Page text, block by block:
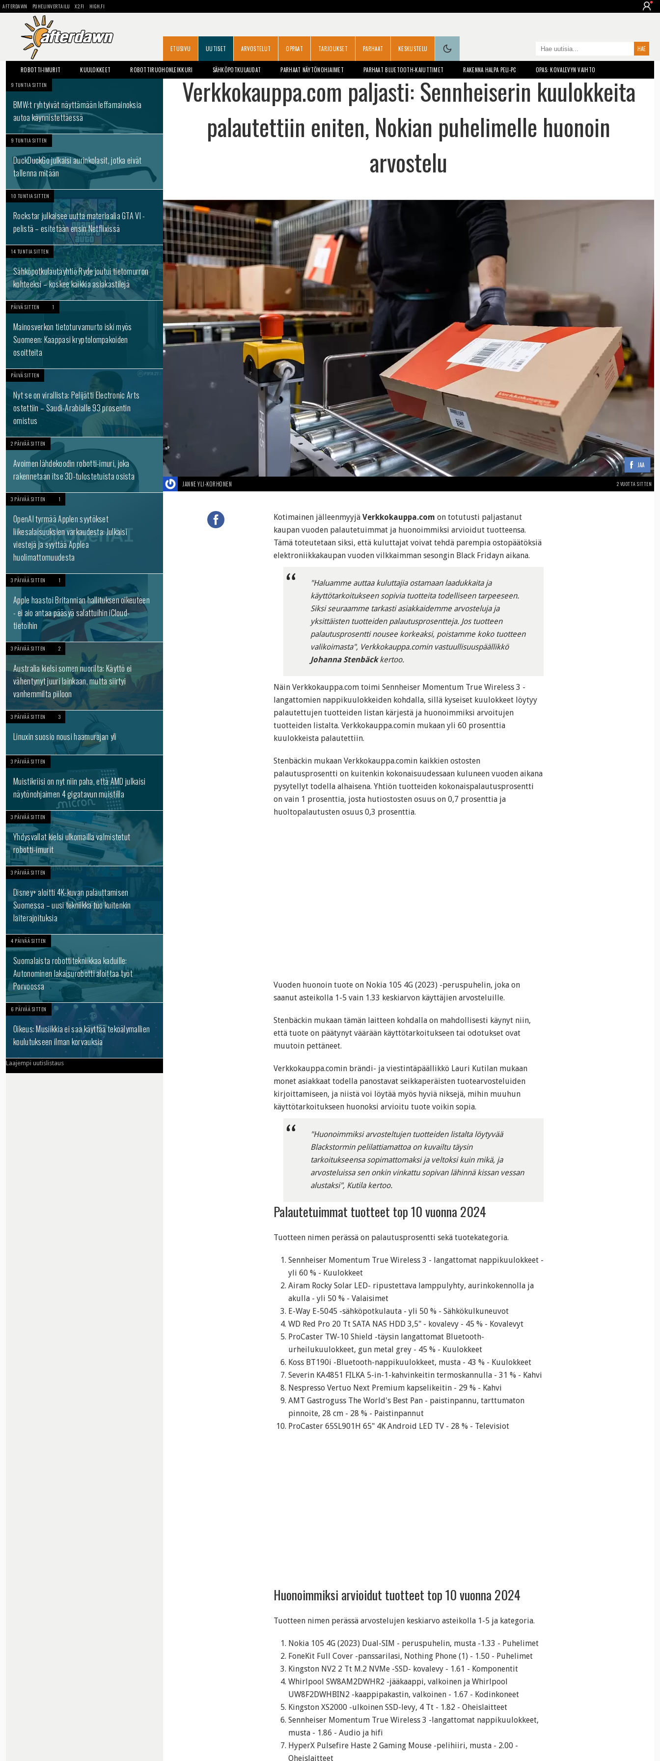
AFTERDAWN PUHELINVERTAILU X2.FI HIGH.FI
ETUSIVU UUTISET ARVOSTELUT OPPAAT TARJOUKSET PARHAAT KESKUSTELU
ROBOTTI-IMURIT KUULOKKEET ROBOTTIRUOHONLEIKKURI SÄHKÖPOTKULAUDAT PARHAAT NÄYTÖNOHJAIMET PARHAAT BLUETOOTH-KAIUTTIMET RAKENNA HALPA PELI-PC OPAS: KOVALEVYN VAIHTO
9 TUNTIA SITTEN
BMW:t ryhtyivät näyttämään leffamainoksia
autoa käynnistettäessä
9 TUNTIA SITTEN
DuckDuckGo julkaisi aurinkolasit, jotka eivät
tallenna mitään
10 TUNTIA SITTEN
Rockstar julkaisee uutta materiaalia GTA VI -
pelistä – esitetään ensin Netflixissä
14 TUNTIA SITTEN
Sähköpotkulautayhtiö Ryde joutui tietomurron
kohteeksi – koskee kaikkia asiakastilejä
PÄIVÄ SITTEN 1
Mainosverkon tietoturvamurto iski myös
Suomeen: Kaappasi kryptolompakoiden
osoitteita
PÄIVÄ SITTEN
Nyt se on virallista: Pelijätti Electronic Arts
ostettiin – Saudi-Arabialle 93 prosentin
omistus
2 PÄIVÄÄ SITTEN
Avoimen lähdekoodin robotti-imuri, joka
rakennetaan itse 3D-tulostetuista osista
3 PÄIVÄÄ SITTEN 1
OpenAI tyrmää Applen syytökset
liikesalaisuuksien varkaudesta: Julkaisi
viestejä ja syyttää Applea
huolimattomuudesta
3 PÄIVÄÄ SITTEN 1
Apple haastoi Britannian hallituksen oikeuteen
- ei aio antaa pääsyä salattuihin iCloud-
tietoihin
3 PÄIVÄÄ SITTEN 2
Australia kielsi somen nuorilta: Käyttö ei
vähentynyt juuri lainkaan, mutta siirtyi
vanhemmilta piiloon
3 PÄIVÄÄ SITTEN 3
Linuxin suosio nousi haamurajan yli
3 PÄIVÄÄ SITTEN
Muistikriisi on nyt niin paha, että AMD julkaisi
näytönohjaimen 4 gigatavun muistilla
3 PÄIVÄÄ SITTEN
Yhdysvallat kielsi ulkomailla valmistetut
robotti-imurit
3 PÄIVÄÄ SITTEN
Disney+ aloitti 4K-kuvan palauttamisen
Suomessa – uusi tekniikka tuo kuitenkin
laiterajoituksia
4 PÄIVÄÄ SITTEN
Suomalaista robottitekniikkaa kaduille:
Autonominen lakaisurobotti aloittaa työt
Porvoossa
6 PÄIVÄÄ SITTEN
Oikeus: Musiikkia ei saa käyttää tekoälymallien
koulutukseen ilman korvauksia
Laajempi uutislistaus
Verkkokauppa.com paljasti: Sennheiserin kuulokkeita
palautettiin eniten, Nokian puhelimelle huonoin
arvostelu
JAA
JANNE YLI-KORHONEN 2 VUOTTA SITTEN
Kotimainen jälleenmyyjä Verkkokauppa.com on totutusti paljastanut
kaupan vuoden palautetuimmat ja huonoimmiksi arvioidut tuotteensa.
Tämä toteutetaan siksi, että kuluttajat voivat tehdä parempia ostopäätöksiä
elektroniikkakaupan vuoden vilkkaimman sesongin Black Fridayn aikana.
"Haluamme auttaa kuluttajia ostamaan laadukkaita ja
käyttötarkoitukseen sopivia tuotteita todelliseen tarpeeseen.
Siksi seuraamme tarkasti asiakkaidemme arvosteluja ja
yksittäisten tuotteiden palautusprosentteja. Jos tuotteen
palautusprosentti nousee korkeaksi, poistamme koko tuotteen
valikoimasta", Verkkokauppa.comin vastuullisuuspäällikkö
Johanna Stenbäckkertoo.
Näin Verkkokauppa.com toimi Sennheiser Momentum True Wireless 3 -
langattomien nappikuulokkeiden kohdalla, sillä kyseiset kuulokkeet löytyy
palautettujen tuotteiden listan kärjestä ja huonoimmiksi arvoitujen
tuotteiden listalta. Verkkokauppa.comin mukaan yli 60 prosenttia
kuulokkeista palautettiin.
Stenbäckin mukaan Verkkokauppa.comin kaikkien ostosten
palautusprosentti on kuitenkin kokonaisuudessaan kuluneen vuoden aikana
pysytellyt todella alhaisena. Yhtiön tuotteiden kokonaispalautusprosentti
on vain 1 prosenttia, josta hutiostosten osuus on 0,7 prosenttia ja
huoltopalautusten osuus 0,3 prosenttia.
Vuoden huonoin tuote on Nokia 105 4G (2023) -peruspuhelin, joka on
saanut asteikolla 1-5 vain 1.33 keskiarvon käyttäjien arvosteluille.
Stenbäckin mukaan tämän laitteen kohdalla on mahdollisesti käynyt niin,
että tuote on päätynyt väärään käyttötarkoitukseen tai odotukset ovat
muutoin pettäneet.
Verkkokauppa.comin brändi- ja viestintäpäällikkö Lauri Kutilan mukaan
monet asiakkaat todella panostavat seikkaperäisten tuotearvosteluiden
kirjoittamiseen, ja niistä voi löytää myös hyviä niksejä, mihin muuhun
käyttötarkoitukseen huonoksi arvioitu tuote voikin sopia.
"Huonoimmiksi arvosteltujen tuotteiden listalta löytyvää
Blackstormin pelilattiamattoa on kuvailtu täysin
tarkoitukseensa sopimattomaksi ja veltoksi kuin mikä, ja
arvosteluissa sen onkin vinkattu sopivan lähinnä kissan vessan
alustaksi", Kutila kertoo.
Palautetuimmat tuotteet top 10 vuonna 2024
Tuotteen nimen perässä on palautusprosentti sekä tuotekategoria.
Sennheiser Momentum True Wireless 3 - langattomat nappikuulokkeet -
yli 60 % - Kuulokkeet
Airam Rocky Solar LED- ripustettava lamppulyhty, aurinkokennolla ja
akulla - yli 50 % - Valaisimet
E-Way E-5045 -sähköpotkulauta - yli 50 % - Sähkökulkuneuvot
WD Red Pro 20 Tt SATA NAS HDD 3,5" - kovalevy - 45 % - Kovalevyt
ProCaster TW-10 Shield -täysin langattomat Bluetooth-
urheilukuulokkeet, gun metal grey - 45 % - Kuulokkeet
Koss BT190i -Bluetooth-nappikuulokkeet, musta - 43 % - Kuulokkeet
Severin KA4851 FILKA 5-in-1-kahvinkeitin termoskannulla - 31 % - Kahvi
Nespresso Vertuo Next Premium kapselikeitin - 29 % - Kahvi
AMT Gastroguss The World's Best Pan - paistinpannu, tarttumaton
pinnoite, 28 cm - 28 % - Paistinpannut
ProCaster 65SL901H 65" 4K Android LED TV - 28 % - Televisiot
Huonoimmiksi arvioidut tuotteet top 10 vuonna 2024
Tuotteen nimen perässä arvostelujen keskiarvo asteikolla 1-5 ja kategoria.
Nokia 105 4G (2023) Dual-SIM - peruspuhelin, musta -1.33 - Puhelimet
FoneKit Full Cover -panssarilasi, Nothing Phone (1) - 1.50 - Puhelimet
Kingston NV2 2 Tt M.2 NVMe -SSD- kovalevy - 1.61 - Komponentit
Whirlpool SW8AM2DWHR2 -jääkaappi, valkoinen ja Whirlpool
UW8F2DWHBIN2 -kaappipakastin, valkoinen - 1.67 - Kodinkoneet
Kingston XS2000 -ulkoinen SSD-levy, 4 Tt - 1.82 - Oheislaitteet
Sennheiser Momentum True Wireless 3 -langattomat nappikuulokkeet,
musta - 1.86 - Audio ja hifi
HyperX Pulsefire Haste 2 Gaming Mouse -pelihiiri, musta - 2.00 -
Oheislaitteet